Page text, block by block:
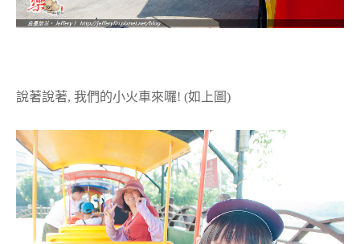
說著說著, 我們的小火車來囉! (如上圖)